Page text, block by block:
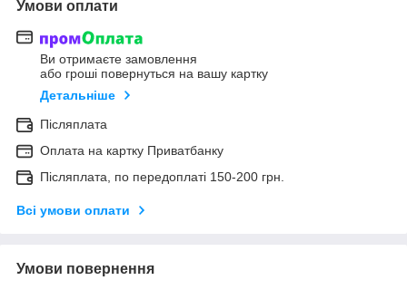
Умови оплати
Ви отримаєте замовлення
або гроші повернуться на вашу картку
Детальніше
Післяплата
Оплата на картку Приватбанку
Післяплата, по передоплаті 150-200 грн.
Всі умови оплати
Умови повернення